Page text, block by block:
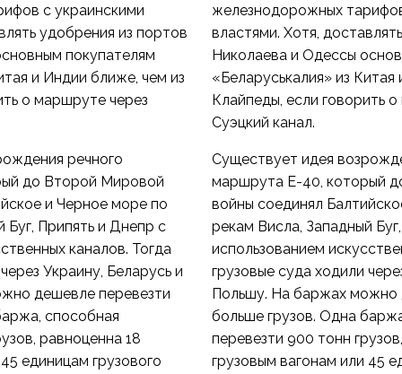
с украинскими
удобрения из портов
покупателям
и Индии ближе, чем из
о маршруте через
речного
до Второй Мировой
и Черное море по
Буг, Припять и Днепр с
каналов. Тогда
Украину, Беларусь и
дешевле перевезти
способная
равноценна 18
единицам грузового
железнодорожных
властями. Хотя,
Николаева и Одессы
«Беларуськалия» из
Клайпеды, если говорить
Суэцкий канал.
Существует идея
маршрута Е-40, который
войны соединял
рекам Висла, Западный
использованием
грузовые суда ходили
Польшу. На баржах можно
больше грузов. Одна
перевезти 900 тонн
грузовым вагонам или 45